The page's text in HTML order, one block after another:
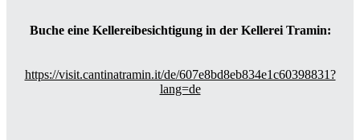
Buche eine Kellereibesichtigung in der Kellerei Tramin:
https://visit.cantinatramin.it/de/607e8bd8eb834e1c60398831?
lang=de